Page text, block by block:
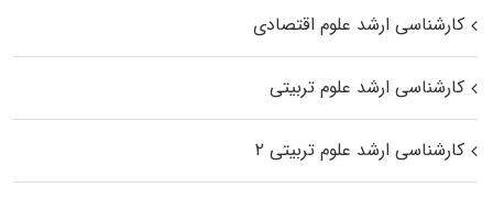
کارشناسی ارشد علوم اقتصادی
کارشناسی ارشد علوم تربیتی
کارشناسی ارشد علوم تربیتی ۲